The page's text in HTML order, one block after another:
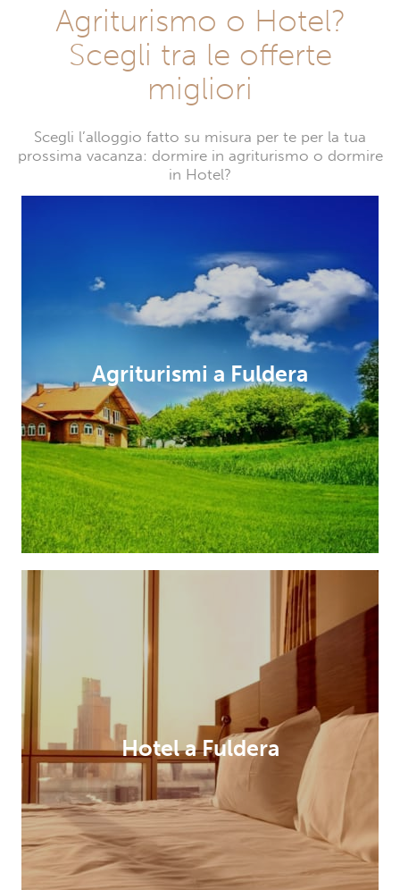
Agriturismo o Hotel?
Scegli tra le offerte
migliori
Scegli l’alloggio fatto su misura per te per la tua
prossima vacanza: dormire in agriturismo o dormire
in Hotel?
Agriturismi a Fuldera
Hotel a Fuldera